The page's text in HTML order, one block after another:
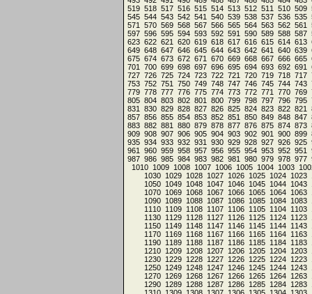
509
510
511
512
513
514
515
516
517
518
519
535
536
537
538
539
540
541
542
543
544
545
561
562
563
564
565
566
567
568
569
570
571
587
588
589
590
591
592
593
594
595
596
597
613
614
615
616
617
618
619
620
621
622
623
639
640
641
642
643
644
645
646
647
648
649
665
666
667
668
669
670
671
672
673
674
675
691
692
693
694
695
696
697
698
699
700
701
717
718
719
720
721
722
723
724
725
726
727
743
744
745
746
747
748
749
750
751
752
753
769
770
771
772
773
774
775
776
777
778
779
795
796
797
798
799
800
801
802
803
804
805
821
822
823
824
825
826
827
828
829
830
831
847
848
849
850
851
852
853
854
855
856
857
873
874
875
876
877
878
879
880
881
882
883
899
900
901
902
903
904
905
906
907
908
909
925
926
927
928
929
930
931
932
933
934
935
951
952
953
954
955
956
957
958
959
960
961
977
978
979
980
981
982
983
984
985
986
987
1003
1004
1005
1006
1007
1008
1009
1010
1023
1024
1025
1026
1027
1028
1029
1030
1043
1044
1045
1046
1047
1048
1049
1050
1063
1064
1065
1066
1067
1068
1069
1070
1083
1084
1085
1086
1087
1088
1089
1090
1103
1104
1105
1106
1107
1108
1109
1110
1123
1124
1125
1126
1127
1128
1129
1130
1143
1144
1145
1146
1147
1148
1149
1150
1163
1164
1165
1166
1167
1168
1169
1170
1183
1184
1185
1186
1187
1188
1189
1190
1203
1204
1205
1206
1207
1208
1209
1210
1223
1224
1225
1226
1227
1228
1229
1230
1243
1244
1245
1246
1247
1248
1249
1250
1263
1264
1265
1266
1267
1268
1269
1270
1283
1284
1285
1286
1287
1288
1289
1290